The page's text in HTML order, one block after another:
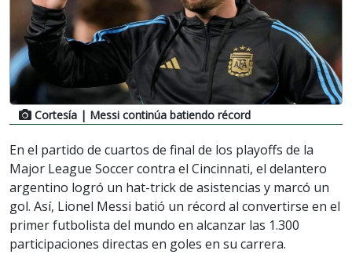
Cortesía | Messi continúa batiendo récord
En el partido de cuartos de final de los playoffs de la
Major League Soccer contra el Cincinnati, el delantero
argentino logró un hat-trick de asistencias y marcó un
gol. Así, Lionel Messi batió un récord al convertirse en el
primer futbolista del mundo en alcanzar las 1.300
participaciones directas en goles en su carrera.